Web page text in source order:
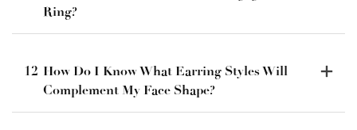
Ring?
12 How Do I Know What Earring Styles Will
Complement My Face Shape?